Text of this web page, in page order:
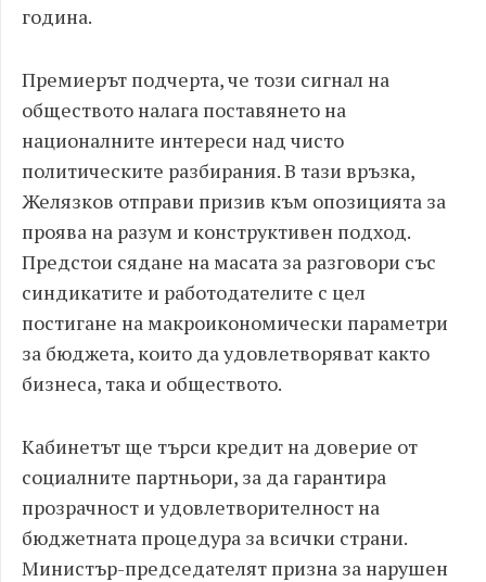
година.
Премиерът подчерта, че този сигнал на
обществото налага поставянето на
националните интереси над чисто
политическите разбирания. В тази връзка,
Желязков отправи призив към опозицията за
проява на разум и конструктивен подход.
Предстои сядане на масата за разговори със
синдикатите и работодателите с цел
постигане на макроикономически параметри
за бюджета, които да удовлетворяват както
бизнеса, така и обществото.
Кабинетът ще търси кредит на доверие от
социалните партньори, за да гарантира
прозрачност и удовлетворителност на
бюджетната процедура за всички страни.
Министър-председателят призна за нарушен